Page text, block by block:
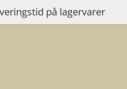
på lagervarer